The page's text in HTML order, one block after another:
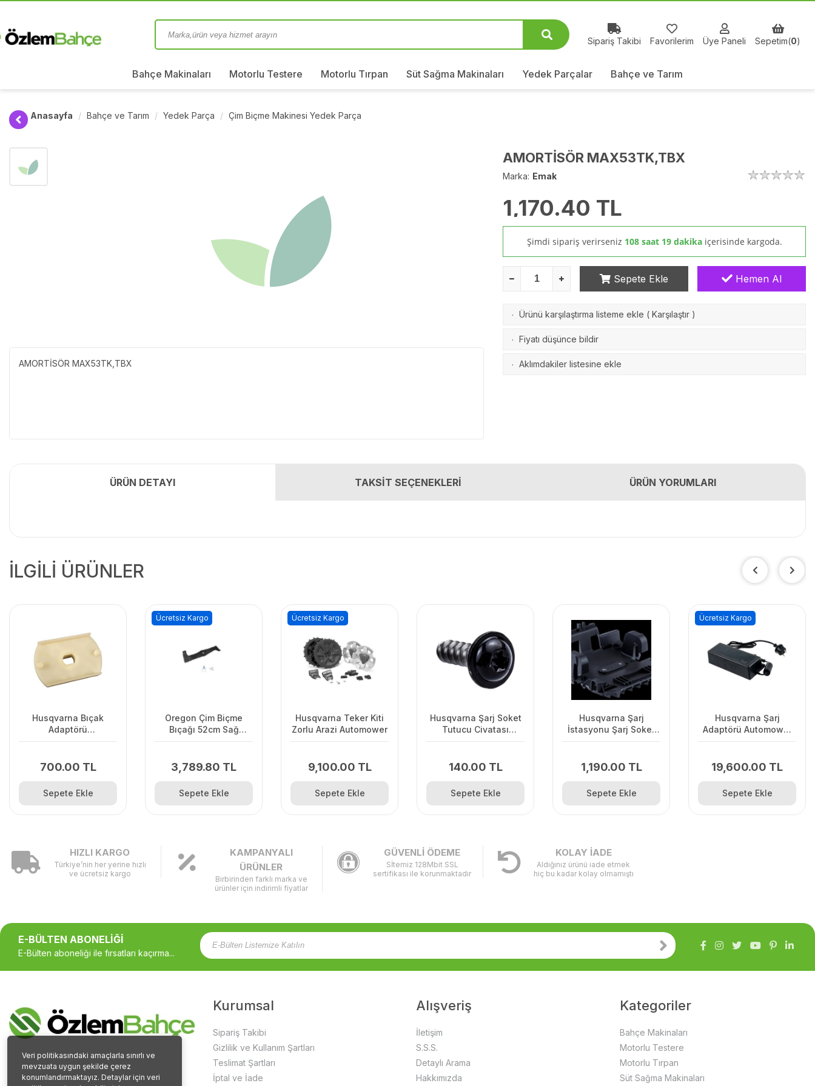
Veri politikasındaki amaçlarla sınırlı ve
mevzuata uygun şekilde çerez
konumlandırmaktayız. Detaylar için veri
Sipariş Takibi Favorilerim Üye Paneli Sepetim(0)
Bahçe Makinaları Motorlu Testere Motorlu Tırpan Süt Sağma Makinaları Yedek Parçalar Bahçe ve Tarım
Anasayfa Bahçe ve Tarım Yedek Parça Çim Biçme Makinesi Yedek Parça
AMORTİSÖR MAX53TK,TBX
AMORTİSÖR MAX53TK,TBX
Marka: Emak
1,170.40 TL
Şimdi sipariş verirseniz 108 saat 19 dakika içerisinde kargoda.
Sepete Ekle Hemen Al
· Ürünü karşılaştırma listeme ekle ( Karşılaştır )
· Fiyatı düşünce bildir
· Aklımdakiler listesine ekle
ÜRÜN DETAYI TAKSİT SEÇENEKLERİ ÜRÜN YORUMLARI
İLGİLİ ÜRÜNLER
Husqvarna Bıçak
Adaptörü
700.00 TL
Sepete Ekle
Oregon Çim Biçme
Bıçağı 52cm Sağ
3,789.80 TL
Ücretsiz Kargo
Sepete Ekle
Husqvarna Teker Kiti
Zorlu Arazi Automower
9,100.00 TL
Ücretsiz Kargo
Sepete Ekle
Husqvarna Şarj Soket
Tutucu Civatası
140.00 TL
Sepete Ekle
Husqvarna Şarj
İstasyonu Şarj Soket
1,190.00 TL
Sepete Ekle
Husqvarna Şarj
Adaptörü Automower
19,600.00 TL
Ücretsiz Kargo
Sepete Ekle
HIZLI KARGO
Türkiye’nin her yerine hızlı
ve ücretsiz kargo
KAMPANYALI
ÜRÜNLER
Birbirinden farklı marka ve
ürünler için indirimli fiyatlar
GÜVENLİ ÖDEME
Sİtemiz 128Mbit SSL
sertifikası ile korunmaktadır
KOLAY İADE
Aldığınız ürünü iade etmek
hiç bu kadar kolay olmamıştı
E-BÜLTEN ABONELİĞİ
E-Bülten aboneliği ile fırsatları kaçırma...
Kurumsal
Sipariş Takibi
Gizlilik ve Kullanım Şartları
Teslimat Şartları
İptal ve İade
Alışveriş
İletişim
S.S.S.
Detaylı Arama
Hakkımızda
Kategoriler
Bahçe Makinaları
Motorlu Testere
Motorlu Tırpan
Süt Sağma Makinaları